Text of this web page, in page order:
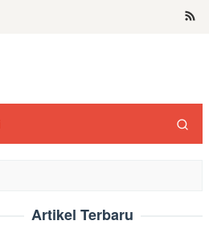
Artikel Terbaru